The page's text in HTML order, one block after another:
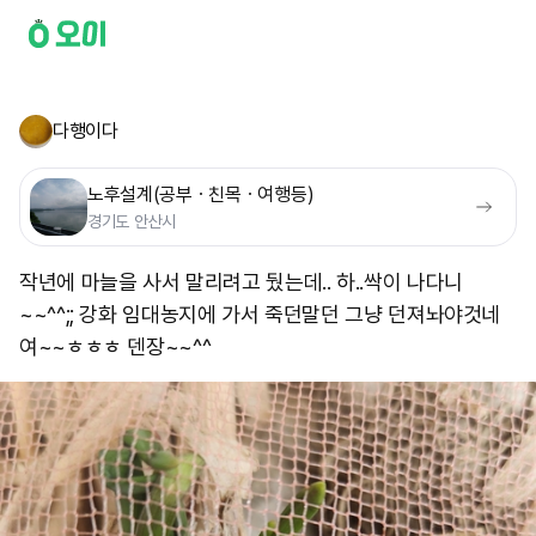
다행이다
노후설계(공부ㆍ친목ㆍ여행등)
경기도 안산시
작년에 마늘을 사서 말리려고 뒀는데.. 하..싹이 나다니
~~^^;; 강화 임대농지에 가서 죽던말던 그냥 던져놔야것네
여~~ㅎㅎㅎ 덴장~~^^